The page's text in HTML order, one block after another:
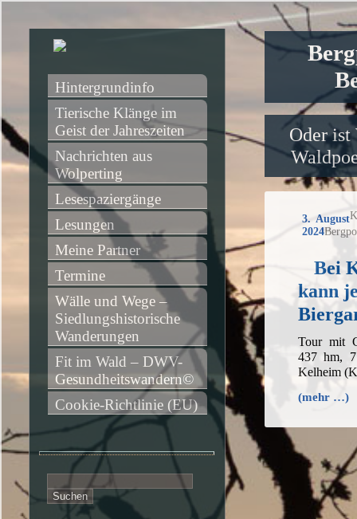
Oder ist
3. August
2024
Bei
kann
Tour mit
437 hm,
Kelheim
(mehr …)
Hintergrundinfo
Tierische Klänge im
Geist der Jahreszeiten
Nachrichten aus
Wolperting
Lesespaziergänge
Lesungen
Meine Partner
Termine
Wälle und Wege –
Siedlungshistorische
Wanderungen
Fit im Wald – DWV-
Gesundheitswandern©
Cookie-Richtlinie (EU)
nach: